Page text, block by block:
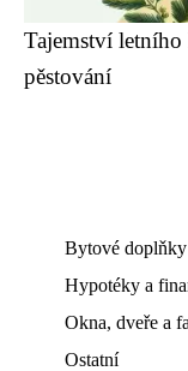
Tajemství letního
pěstování
Bytové
Hypotéky a
Okna, dveře a
Ostatní